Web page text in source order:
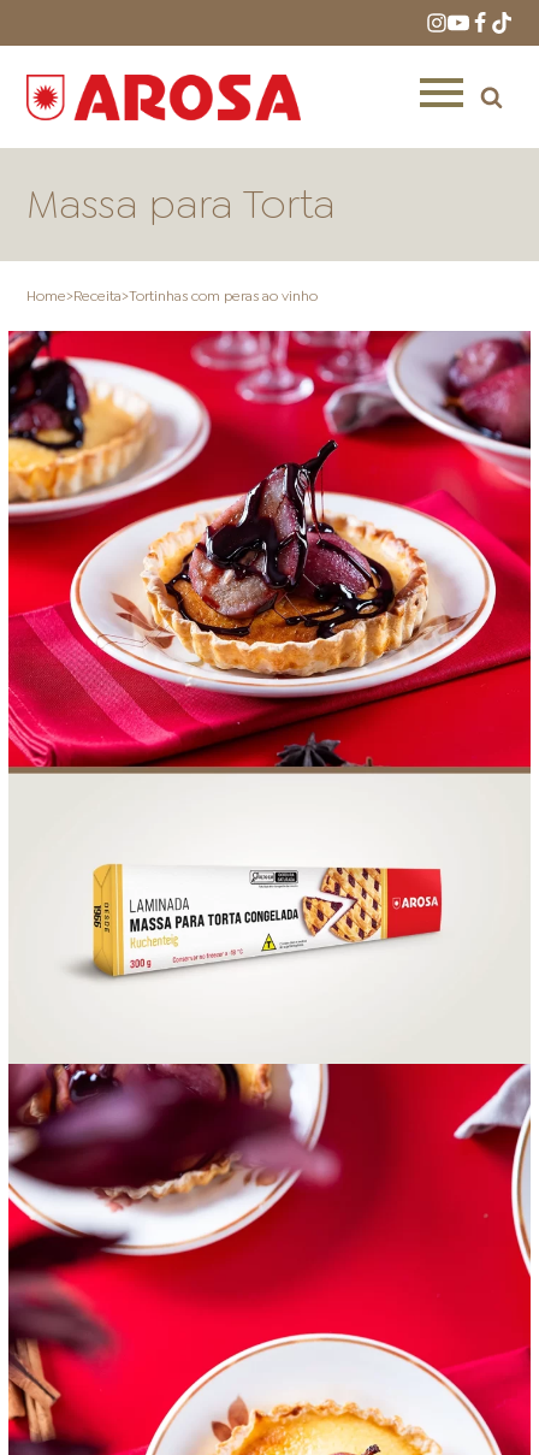
ONDE COMPRAR LOJAS AROSA
DISTRIBUIDORES E
REPRESENTANTES
FOOD SERVICE EMPRESA AGENDA DE CURSOS
INVERNO SAC ACESSO PARA PARCEIROS
Massa para Torta
Home>Receita>Tortinhas com peras ao vinho